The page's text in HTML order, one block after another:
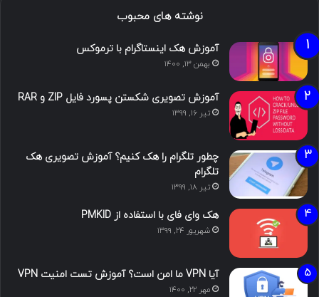
نوشته های محبوب
آموزش هک اینستاگرام با ترموکس
بهمن ۱۳, ۱۴۰۰
آموزش تصویری شکستن پسورد فایل ZIP و RAR
تیر ۱۶, ۱۳۹۹
چطور تلگرام را هک کنیم؟ آموزش تصویری هک
تلگرام
تیر ۱۸, ۱۳۹۹
هک وای فای با استفاده از PMKID
شهریور ۲۴, ۱۳۹۹
آیا VPN ما امن است؟ آموزش تست امنیت VPN
مهر ۲۲, ۱۴۰۰